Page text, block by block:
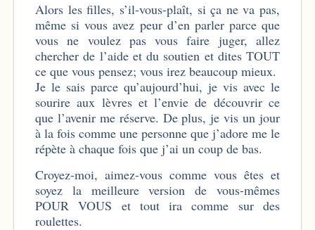
Alors les filles, s’il-vous-plaît, si ça ne va pas,
même si vous avez peur d’en parler parce que
vous ne voulez pas vous faire juger, allez
chercher de l’aide et du soutien et dites TOUT
ce que vous pensez; vous irez beaucoup mieux.
Je le sais parce qu’aujourd’hui, je vis avec le
sourire aux lèvres et l’envie de découvrir ce
que l’avenir me réserve. De plus, je vis un jour
à la fois comme une personne que j’adore me le
répète à chaque fois que j’ai un coup de bas.
Croyez-moi, aimez-vous comme vous êtes et
soyez la meilleure version de vous-mêmes
POUR VOUS et tout ira comme sur des
roulettes.